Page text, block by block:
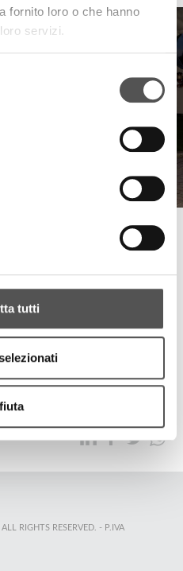
fornito loro o che hanno
servizi.
tutti
SOSTENIBILITÀ
RIGHTS RESERVED. - P.IVA